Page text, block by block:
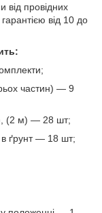
від провідних
від 10 до
частин) — 9
(2 м) — 28 шт;
в ґрунт — 18 шт;